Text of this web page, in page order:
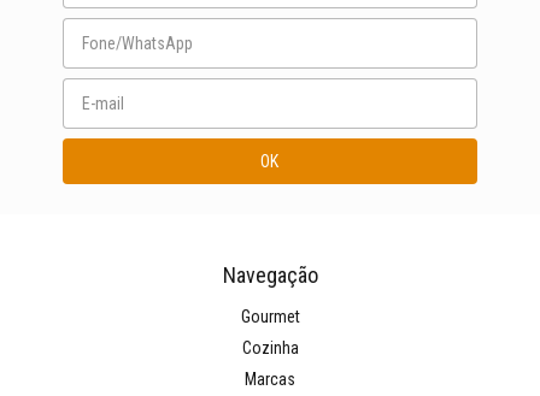
Navegação
Gourmet
Cozinha
Marcas